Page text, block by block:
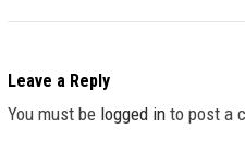
Leave a Reply
You must be logged in to post a